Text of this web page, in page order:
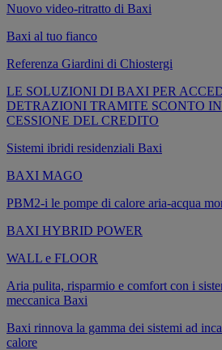
Nuovo video-ritratto di Baxi
Baxi al tuo fianco
Referenza Giardini di Chiostergi
LE SOLUZIONI DI BAXI PER
DETRAZIONI TRAMITE SCONTO
CESSIONE DEL CREDITO
Sistemi ibridi residenziali Baxi
BAXI MAGO
PBM2-i le pompe di calore aria-acqua
BAXI HYBRID POWER
WALL e FLOOR
Aria pulita, risparmio e comfort con i
meccanica Baxi
Baxi rinnova la gamma dei sistemi ad
calore